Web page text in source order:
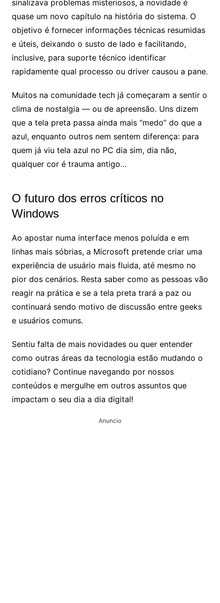
sinalizava problemas misteriosos, a novidade é
quase um novo capítulo na história do sistema. O
objetivo é fornecer informações técnicas resumidas
e úteis, deixando o susto de lado e facilitando,
inclusive, para suporte técnico identificar
rapidamente qual processo ou driver causou a pane.
Muitos na comunidade tech já começaram a sentir o
clima de nostalgia — ou de apreensão. Uns dizem
que a tela preta passa ainda mais “medo” do que a
azul, enquanto outros nem sentem diferença: para
quem já viu tela azul no PC dia sim, dia não,
qualquer cor é trauma antigo…
O futuro dos erros críticos no
Windows
Ao apostar numa interface menos poluída e em
linhas mais sóbrias, a Microsoft pretende criar uma
experiência de usuário mais fluida, até mesmo no
pior dos cenários. Resta saber como as pessoas vão
reagir na prática e se a tela preta trará a paz ou
continuará sendo motivo de discussão entre geeks
e usuários comuns.
Sentiu falta de mais novidades ou quer entender
como outras áreas da tecnologia estão mudando o
cotidiano? Continue navegando por nossos
conteúdos e mergulhe em outros assuntos que
impactam o seu dia a dia digital!
Anuncio